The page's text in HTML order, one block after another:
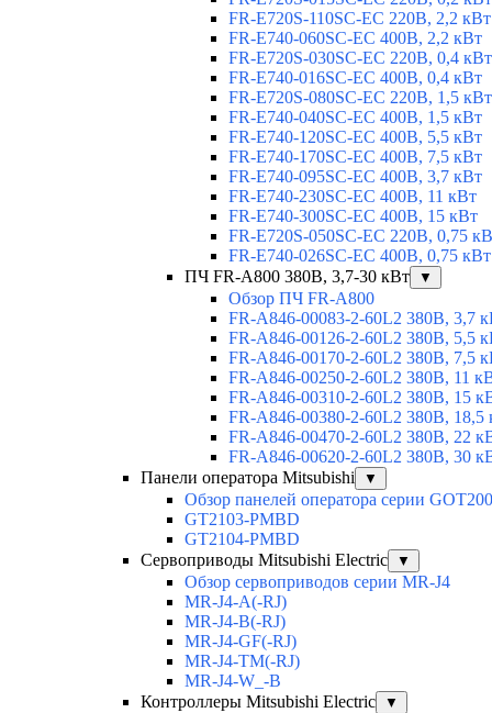
FR-E720S-110SC-EC 220В, 2,2 кВт
FR-E740-060SC-EC 400В, 2,2 кВт
FR-E720S-030SC-EC 220В, 0,4 кВт
FR-E740-016SC-EC 400В, 0,4 кВт
FR-E720S-080SC-EC 220В, 1,5 кВт
FR-E740-040SC-EC 400В, 1,5 кВт
FR-E740-120SC-EC 400В, 5,5 кВт
FR-E740-170SC-EC 400В, 7,5 кВт
FR-E740-095SC-EC 400В, 3,7 кВт
FR-E740-230SC-EC 400В, 11 кВт
FR-E740-300SC-EC 400В, 15 кВт
FR-E720S-050SC-EC 220В, 0,75
FR-E740-026SC-EC 400В, 0,75 кВт
ПЧ FR-A800 380В, 3,7-30 кВт
▼
Обзор ПЧ FR-A800
FR-A846-00083-2-60L2 380В, 3,7
FR-A846-00126-2-60L2 380В, 5,5
FR-A846-00170-2-60L2 380В, 7,5
FR-A846-00250-2-60L2 380В, 11
FR-A846-00310-2-60L2 380В, 15
FR-A846-00380-2-60L2 380В, 18,5
FR-A846-00470-2-60L2 380В, 22
FR-A846-00620-2-60L2 380В, 30
Панели оператора Mitsubishi
▼
Обзор панелей оператора серии
GT2103-PMBD
GT2104-PMBD
Сервоприводы Mitsubishi Electric
▼
Обзор сервоприводов серии MR-J4
MR-J4-A(-RJ)
MR-J4-B(-RJ)
MR-J4-GF(-RJ)
MR-J4-TM(-RJ)
MR-J4-W_-B
Контроллеры Mitsubishi Electric
▼